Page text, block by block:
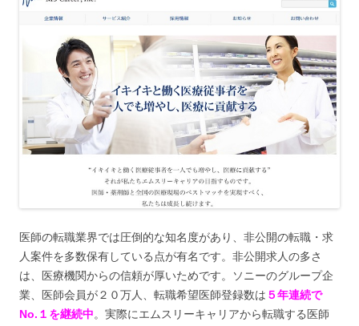
医師の転職業界では圧倒的な知名度があり、非公開の転職・求
人案件を多数保有している点が有名です。非公開求人の多さ
は、医療機関からの信頼が厚いためです。ソニーのグループ企
業、医師会員が２０万人、転職希望医師登録数は ５年連続で
No.１を継続中。実際にエムスリーキャリアから転職する医師